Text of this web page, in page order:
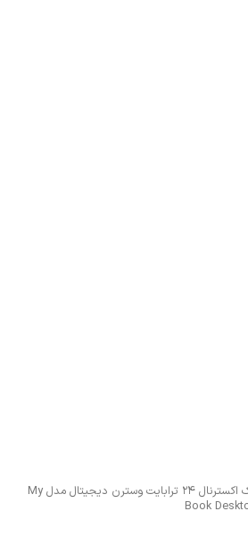
هارددیسک اکسترنال 24 ترابایت وسترن دیجیتال مدل My
Book